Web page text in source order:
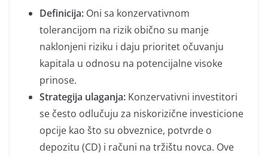
Definicija: Oni sa konzervativnom
tolerancijom na rizik obično su manje
naklonjeni riziku i daju prioritet očuvanju
kapitala u odnosu na potencijalne visoke
prinose.
Strategija ulaganja: Konzervativni investitori
se često odlučuju za niskorizične investicione
opcije kao što su obveznice, potvrde o
depozitu (CD) i računi na tržištu novca. Ove